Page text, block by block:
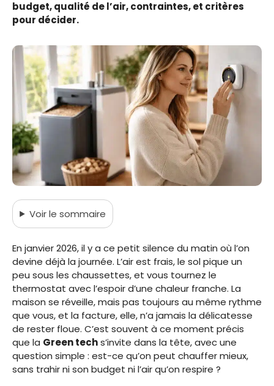
budget, qualité de l’air, contraintes, et critères
pour décider.
Voirle sommaire
En janvier 2026, il y a ce petit silence du matin où l’on
devine déjà la journée. L’air est frais, le sol pique un
peu sous les chaussettes, et vous tournez le
thermostat avec l’espoir d’une chaleur franche. La
maison se réveille, mais pas toujours au même rythme
que vous, et la facture, elle, n’a jamais la délicatesse
de rester floue. C’est souvent à ce moment précis
que la Green techs’invite dans la tête, avec une
question simple : est-ce qu’on peut chauffer mieux,
sans trahir ni son budget ni l’air qu’on respire ?